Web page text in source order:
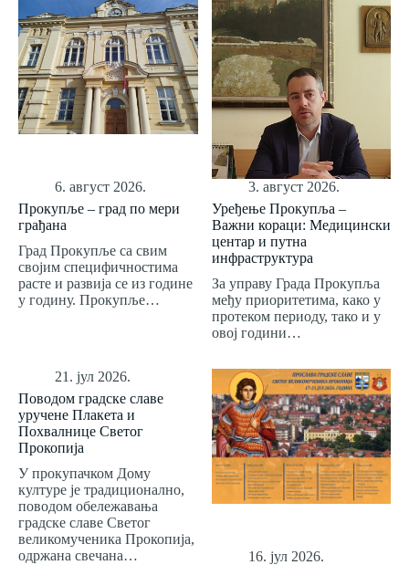
6. август 2026.
Прокупље – град по мери
грађана
Град Прокупље са свим
својим специфичностима
расте и развија се из године
у годину. Прокупље…
3. август 2026.
Уређење Прокупља –
Важни кораци: Медицински
центар и путна
инфраструктура
За управу Града Прокупља
међу приоритетима, како у
протеком периоду, тако и у
овој години…
21. јул 2026.
Поводом градске славе
уручене Плакета и
Похвалнице Светог
Прокопија
У прокупачком Дому
културе је традиционално,
поводом обележавања
градске славе Светог
великомученика Прокопија,
одржана свечана…
16. јул 2026.